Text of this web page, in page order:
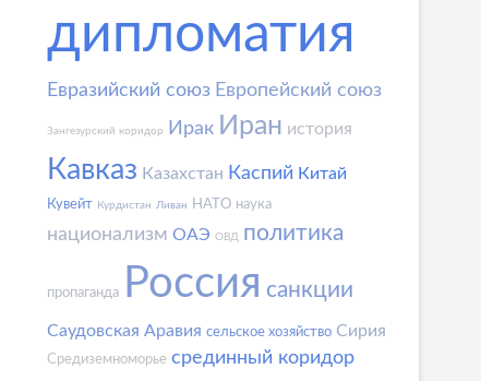
дипломатия
Евразийский союз Европейский союз
Зангезурский коридор Ирак Иран история
Кавказ Казахстан Каспий Китай
Кувейт Курдистан Ливан НАТО наука
национализм ОАЭ ОВД политика
пропаганда Россия санкции
Саудовская Аравия сельское хозяйство Сирия
Средиземноморье срединный коридор